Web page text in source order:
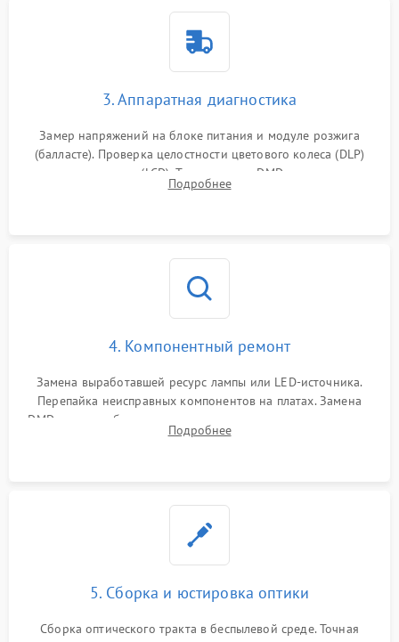
3. Аппаратная диагностика
Замер напряжений на блоке питания и модуле розжига
(балласте). Проверка целостности цветового колеса (DLP)
или поляризаторов (LCD). Тестирование DMD-чипа, датчиков
температуры и оптопар с помощью мультиметра и
Подробнее
4. Компонентный ремонт
Замена выработавшей ресурс лампы или LED-источника.
Перепайка неисправных компонентов на платах. Замена
DMD-чипа при битых пикселях, установка нового цветового
колеса или восстановление сгоревших поляризационных
Подробнее
5. Сборка и юстировка оптики
Сборка оптического тракта в беспылевой среде. Точная